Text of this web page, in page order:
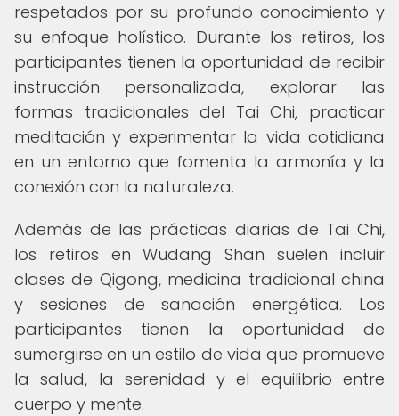
respetados por su profundo conocimiento y
su enfoque holístico. Durante los retiros, los
participantes tienen la oportunidad de recibir
instrucción personalizada, explorar las
formas tradicionales del Tai Chi, practicar
meditación y experimentar la vida cotidiana
en un entorno que fomenta la armonía y la
conexión con la naturaleza.
Además de las prácticas diarias de Tai Chi,
los retiros en Wudang Shan suelen incluir
clases de Qigong, medicina tradicional china
y sesiones de sanación energética. Los
participantes tienen la oportunidad de
sumergirse en un estilo de vida que promueve
la salud, la serenidad y el equilibrio entre
cuerpo y mente.